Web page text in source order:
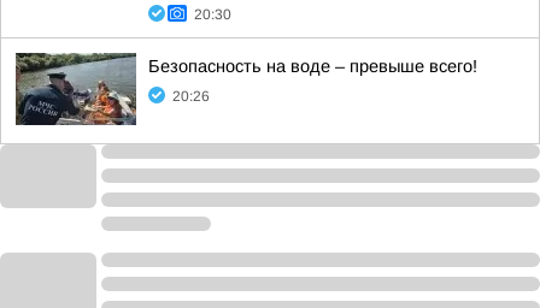
20:30
Безопасность на воде – превыше всего!
20:26